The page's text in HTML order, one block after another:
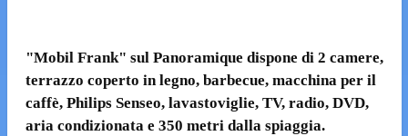
"Mobil Frank" sul Panoramique dispone di 2 camere,
terrazzo coperto in legno, barbecue, macchina per il
caffè, Philips Senseo, lavastoviglie, TV, radio, DVD,
aria condizionata e 350 metri dalla spiaggia.